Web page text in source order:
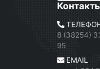
8 (38254)
95
EMAIL